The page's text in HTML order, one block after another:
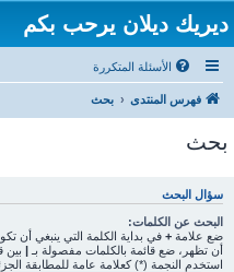
ديريك ديلان يرحب بكم
الأسئلة المتكررة
فهرس المنتدى بحث
بحث
سؤال البحث
البحث عن الكلمات:
ضع علامة + في بداية الكلمة التي ينبغي أن
أن تظهر، ضع قائمة بالكلمات مفصولة بـ | بين
استخدم النجمة (*) كعلامة عامة للمطابقة